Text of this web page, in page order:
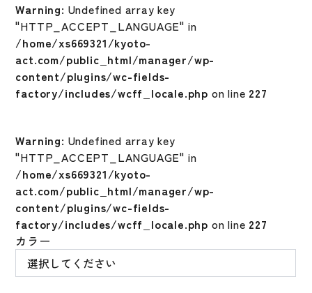
Warning: Undefined array key
"HTTP_ACCEPT_LANGUAGE" in
/home/xs669321/kyoto-
act.com/public_html/manager/wp-
content/plugins/wc-fields-
factory/includes/wcff_locale.php on line 227
Warning: Undefined array key
"HTTP_ACCEPT_LANGUAGE" in
/home/xs669321/kyoto-
act.com/public_html/manager/wp-
content/plugins/wc-fields-
factory/includes/wcff_locale.php on line 227
カラー